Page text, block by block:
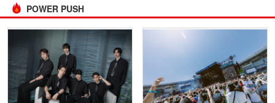
POWER PUSH